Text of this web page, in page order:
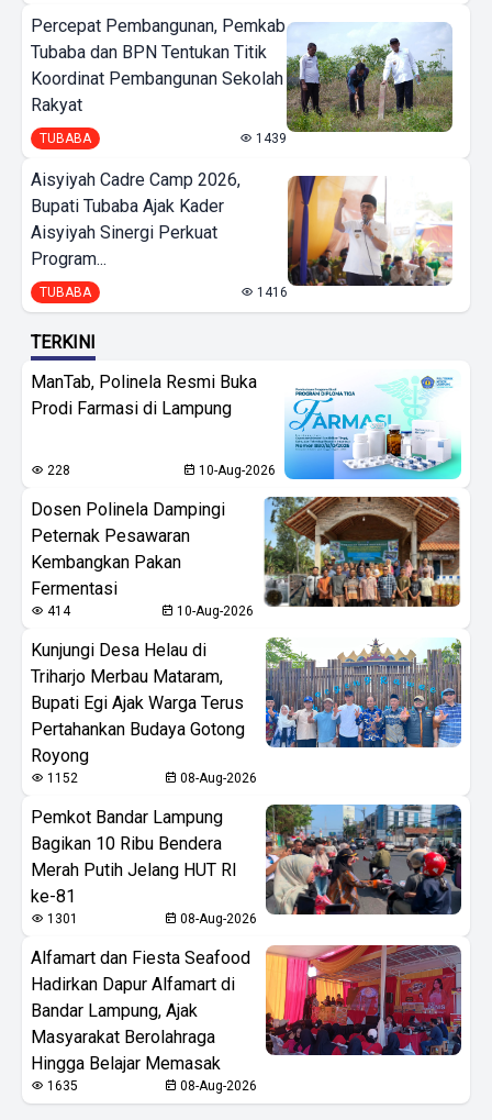
Percepat Pembangunan, Pemkab
Tubaba dan BPN Tentukan Titik
Koordinat Pembangunan Sekolah
Rakyat
TUBABA 1439
Aisyiyah Cadre Camp 2026,
Bupati Tubaba Ajak Kader
Aisyiyah Sinergi Perkuat
Program...
TUBABA 1416
TERKINI
ManTab, Polinela Resmi Buka
Prodi Farmasi di Lampung
228 10-Aug-2026
Dosen Polinela Dampingi
Peternak Pesawaran
Kembangkan Pakan
Fermentasi
414 10-Aug-2026
Kunjungi Desa Helau di
Triharjo Merbau Mataram,
Bupati Egi Ajak Warga Terus
Pertahankan Budaya Gotong
Royong
1152 08-Aug-2026
Pemkot Bandar Lampung
Bagikan 10 Ribu Bendera
Merah Putih Jelang HUT RI
ke-81
1301 08-Aug-2026
Alfamart dan Fiesta Seafood
Hadirkan Dapur Alfamart di
Bandar Lampung, Ajak
Masyarakat Berolahraga
Hingga Belajar Memasak
1635 08-Aug-2026